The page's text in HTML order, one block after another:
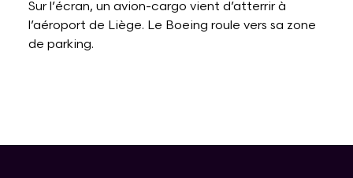
Sur l’écran, un avion-cargo vient d’atterrir à
l’aéroport de Liège. Le Boeing roule vers sa zone
de parking.